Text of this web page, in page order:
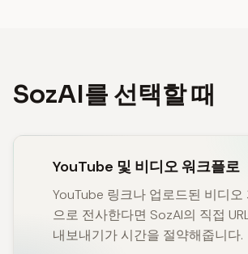
SozAI를 선택할 때
YouTube 및 비디오 워크플로
YouTube 링크나 업로드된 비디오
으로 전사한다면 SozAI의 직접
내보내기가 시간을 절약해줍니다.